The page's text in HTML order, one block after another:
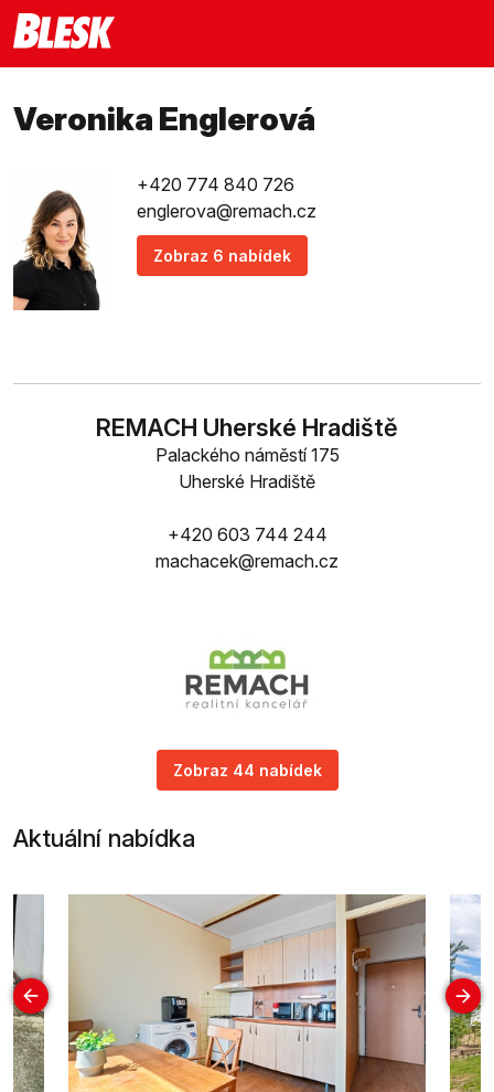
Veronika Englerová
+420 774 840 726
englerova@remach.cz
Zobraz 6 nabídek
REMACH Uherské Hradiště
Palackého náměstí 175
Uherské Hradiště
+420 603 744 244
machacek@remach.cz
Zobraz 44 nabídek
Aktuální nabídka